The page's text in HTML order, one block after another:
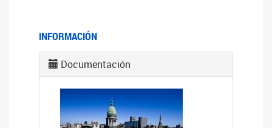
INFORMACIÓN
Documentación